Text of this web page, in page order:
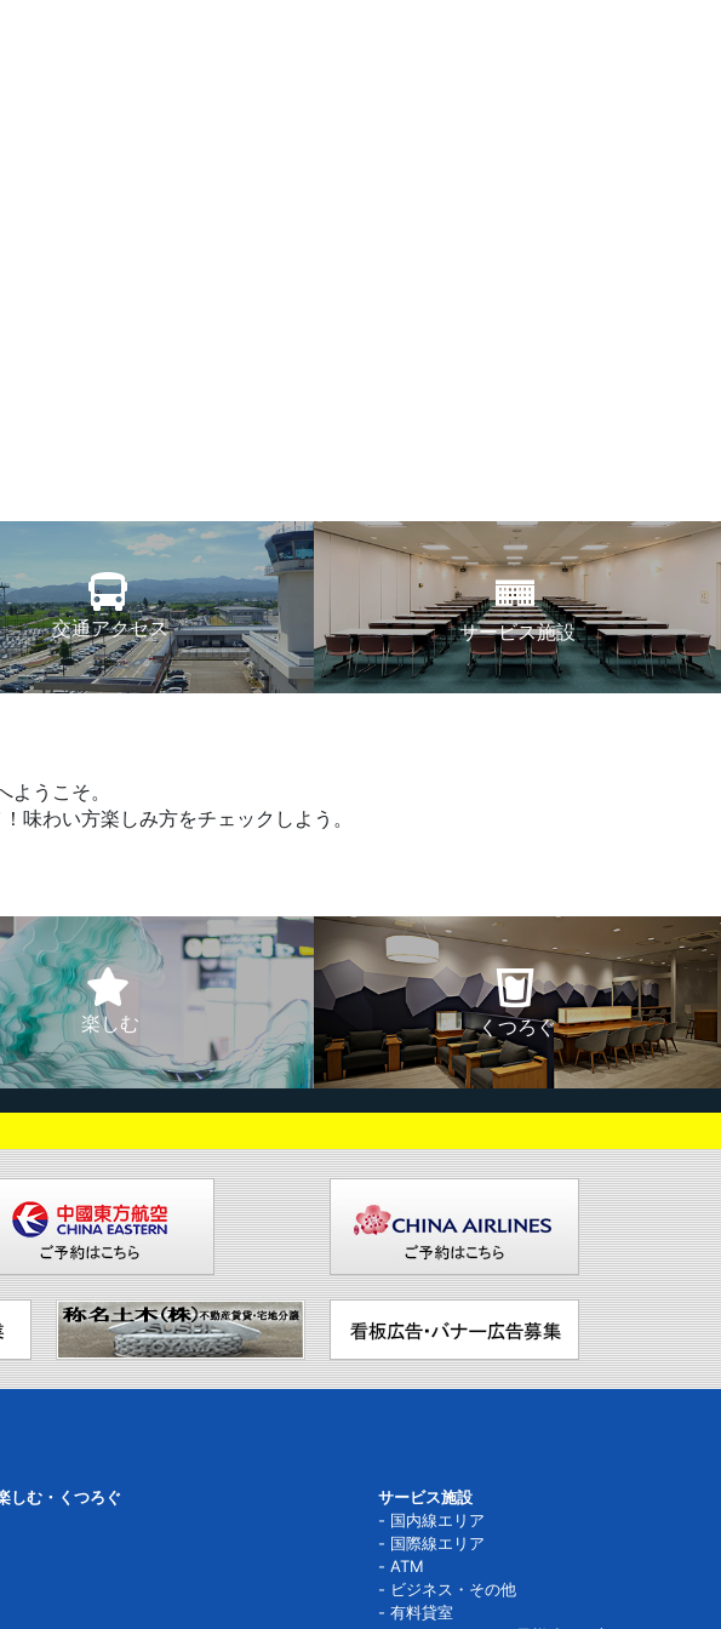
交通アクセス サービス施設
うこそ。
味わい方楽しみ方をチェックしよう。
楽しむ くつろぐ
しむ・くつろぐ
サービス施設
国内線エリア
国際線エリア
ATM
ビジネス・その他
有料貸室